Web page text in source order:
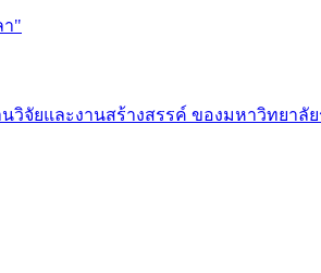
า"
วิจัยและงานสร้างสรรค์ ของมหาวิทยาลั